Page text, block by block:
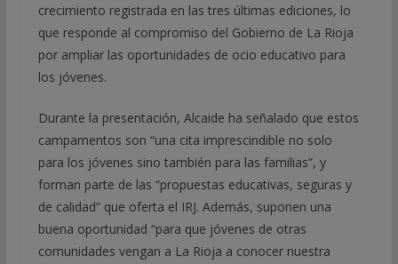
crecimiento registrada en las tres últimas ediciones, lo
que responde al compromiso del Gobierno de La Rioja
por ampliar las oportunidades de ocio educativo para
los jóvenes.
Durante la presentación, Alcaide ha señalado que estos
campamentos son “una cita imprescindible no solo
para los jóvenes sino también para las familias”, y
forman parte de las “propuestas educativas, seguras y
de calidad” que oferta el IRJ. Además, suponen una
buena oportunidad “para que jóvenes de otras
comunidades vengan a La Rioja a conocer nuestra